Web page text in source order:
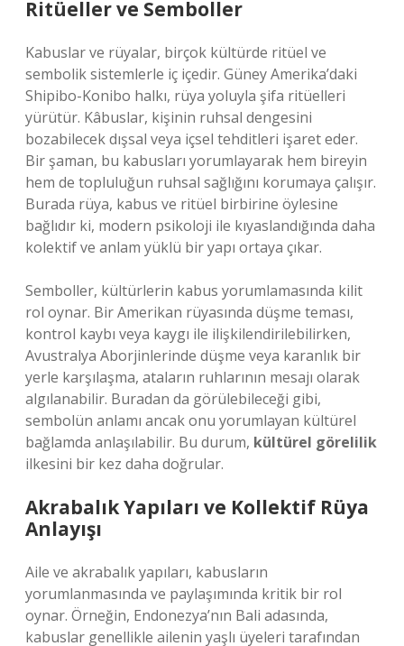
Ritüeller ve Semboller
Kabuslar ve rüyalar, birçok kültürde ritüel ve
sembolik sistemlerle iç içedir. Güney Amerika’daki
Shipibo-Konibo halkı, rüya yoluyla şifa ritüelleri
yürütür. Kâbuslar, kişinin ruhsal dengesini
bozabilecek dışsal veya içsel tehditleri işaret eder.
Bir şaman, bu kabusları yorumlayarak hem bireyin
hem de topluluğun ruhsal sağlığını korumaya çalışır.
Burada rüya, kabus ve ritüel birbirine öylesine
bağlıdır ki, modern psikoloji ile kıyaslandığında daha
kolektif ve anlam yüklü bir yapı ortaya çıkar.
Semboller, kültürlerin kabus yorumlamasında kilit
rol oynar. Bir Amerikan rüyasında düşme teması,
kontrol kaybı veya kaygı ile ilişkilendirilebilirken,
Avustralya Aborjinlerinde düşme veya karanlık bir
yerle karşılaşma, ataların ruhlarının mesajı olarak
algılanabilir. Buradan da görülebileceği gibi,
sembolün anlamı ancak onu yorumlayan kültürel
bağlamda anlaşılabilir. Bu durum, kültürel görelilik
ilkesini bir kez daha doğrular.
Akrabalık Yapıları ve Kollektif Rüya
Anlayışı
Aile ve akrabalık yapıları, kabusların
yorumlanmasında ve paylaşımında kritik bir rol
oynar. Örneğin, Endonezya’nın Bali adasında,
kabuslar genellikle ailenin yaşlı üyeleri tarafından